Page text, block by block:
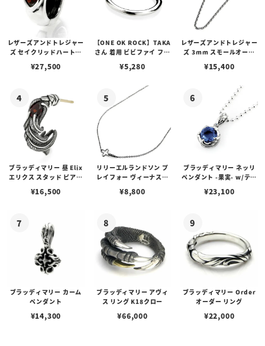
レザーズアンドトレジャー
ズ セイクリッドハートピ
¥27,500
【ONE OK ROCK】TAKA
さん 着用 ビビファイ フー
¥5,280
レザーズアンドトレジャー
ズ 3mm スモールオーバ
ブスタークラスプ＆LTロ
¥15,400
ブラッディマリー 昼 Elix
エリクス スタッド ピアス
¥16,500
リリーエルランドソン プ
レイフォー ヴィーナスチ
¥8,800
ブラッディマリー ネッリ
ペンダント -果実- w/ティ
¥23,100
ブラッディマリー カーム
ペンダント
¥14,300
ブラッディマリー アヴィ
ス リング K18クロー
¥66,000
ブラッディマリー Order
オーダー リング
¥22,000